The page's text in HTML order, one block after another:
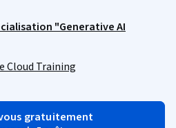
"Generative AI
Cloud Training
gratuitement